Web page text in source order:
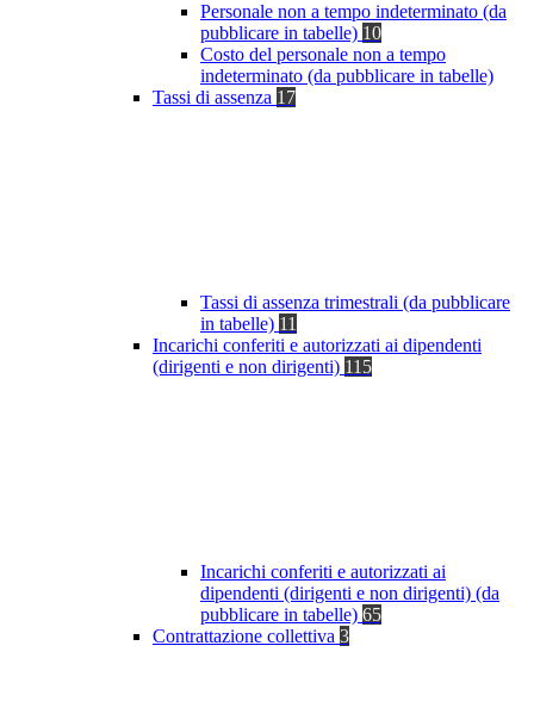
Personale non a tempo indeterminato (da
pubblicare in tabelle) 10
Costo del personale non a tempo
indeterminato (da pubblicare in tabelle)
Tassi di assenza 17
Tassi di assenza trimestrali (da pubblicare
in tabelle) 11
Incarichi conferiti e autorizzati ai dipendenti
(dirigenti e non dirigenti) 115
Incarichi conferiti e autorizzati ai
dipendenti (dirigenti e non dirigenti) (da
pubblicare in tabelle) 65
Contrattazione collettiva 3